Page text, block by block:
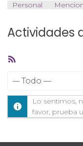
Personal
Actividades
Lo sentimos,
favor, prueba